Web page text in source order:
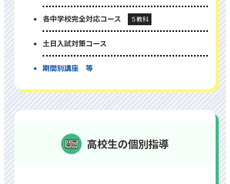
各中学校完全対応コース ５教科
⼟⽇⼊試対策コース
期間別講座 等
高校生の個別指導